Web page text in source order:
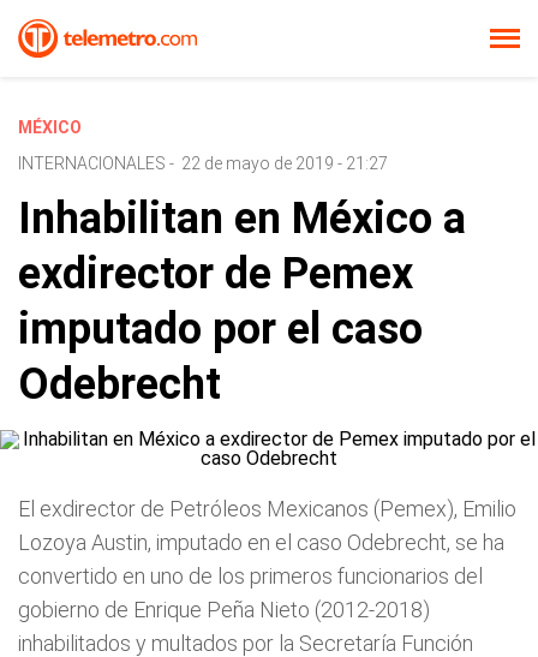
MÉXICO
INTERNACIONALES - 22 de mayo de 2019 - 21:27
Inhabilitan en México a
exdirector de Pemex
imputado por el caso
Odebrecht
El exdirector de Petróleos Mexicanos (Pemex), Emilio
Lozoya Austin, imputado en el caso Odebrecht, se ha
convertido en uno de los primeros funcionarios del
gobierno de Enrique Peña Nieto (2012-2018)
inhabilitados y multados por la Secretaría Función